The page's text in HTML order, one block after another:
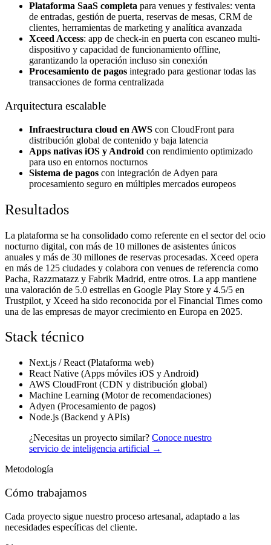
Plataforma SaaS completa para venues y festivales: venta
de entradas, gestión de puerta, reservas de mesas, CRM de
clientes, herramientas de marketing y analítica avanzada
Xceed Access: app de check-in en puerta con escaneo multi-
dispositivo y capacidad de funcionamiento offline,
garantizando la operación incluso sin conexión
Procesamiento de pagos integrado para gestionar todas las
transacciones de forma centralizada
Arquitectura escalable
Infraestructura cloud en AWS con CloudFront para
distribución global de contenido y baja latencia
Apps nativas iOS y Android con rendimiento optimizado
para uso en entornos nocturnos
Sistema de pagos con integración de Adyen para
procesamiento seguro en múltiples mercados europeos
Resultados
La plataforma se ha consolidado como referente en el sector del ocio
nocturno digital, con más de 10 millones de asistentes únicos
anuales y más de 30 millones de reservas procesadas. Xceed opera
en más de 125 ciudades y colabora con venues de referencia como
Pacha, Razzmatazz y Fabrik Madrid, entre otros. La app mantiene
una valoración de 5.0 estrellas en Google Play Store y 4.5/5 en
Trustpilot, y Xceed ha sido reconocida por el Financial Times como
una de las empresas de mayor crecimiento en Europa en 2025.
Stack técnico
Next.js / React (Plataforma web)
React Native (Apps móviles iOS y Android)
AWS CloudFront (CDN y distribución global)
Machine Learning (Motor de recomendaciones)
Adyen (Procesamiento de pagos)
Node.js (Backend y APIs)
¿Necesitas un proyecto similar? Conoce nuestro
servicio de inteligencia artificial →
Metodología
Cómo trabajamos
Cada proyecto sigue nuestro proceso artesanal, adaptado a las
necesidades específicas del cliente.